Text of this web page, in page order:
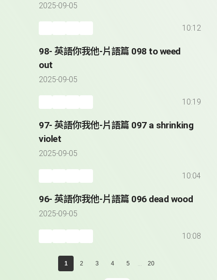
2025-09-05
10:12
98- 英語你我他-片語篇 098 to weed
out
2025-09-05
10:19
97- 英語你我他-片語篇 097 a shrinking
violet
2025-09-05
10:04
96- 英語你我他-片語篇 096 dead wood
2025-09-05
10:08
1 2 3 4 5 ... 20